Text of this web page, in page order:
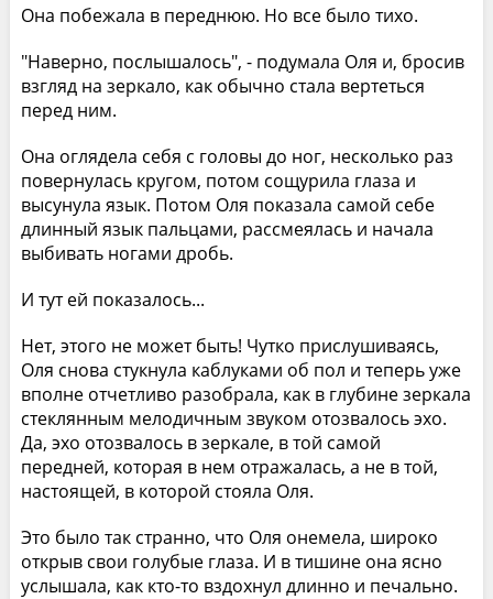
Она побежала в переднюю. Но все было тихо.
"Наверно, послышалось", - подумала Оля и, бросив
взгляд на зеркало, как обычно стала вертеться
перед ним.
Она оглядела себя с головы до ног, несколько раз
повернулась кругом, потом сощурила глаза и
высунула язык. Потом Оля показала самой себе
длинный язык пальцами, рассмеялась и начала
выбивать ногами дробь.
И тут ей показалось...
Нет, этого не может быть! Чутко прислушиваясь,
Оля снова стукнула каблуками об пол и теперь уже
вполне отчетливо разобрала, как в глубине зеркала
стеклянным мелодичным звуком отозвалось эхо.
Да, эхо отозвалось в зеркале, в той самой
передней, которая в нем отражалась, а не в той,
настоящей, в которой стояла Оля.
Это было так странно, что Оля онемела, широко
открыв свои голубые глаза. И в тишине она ясно
услышала, как кто-то вздохнул длинно и печально.